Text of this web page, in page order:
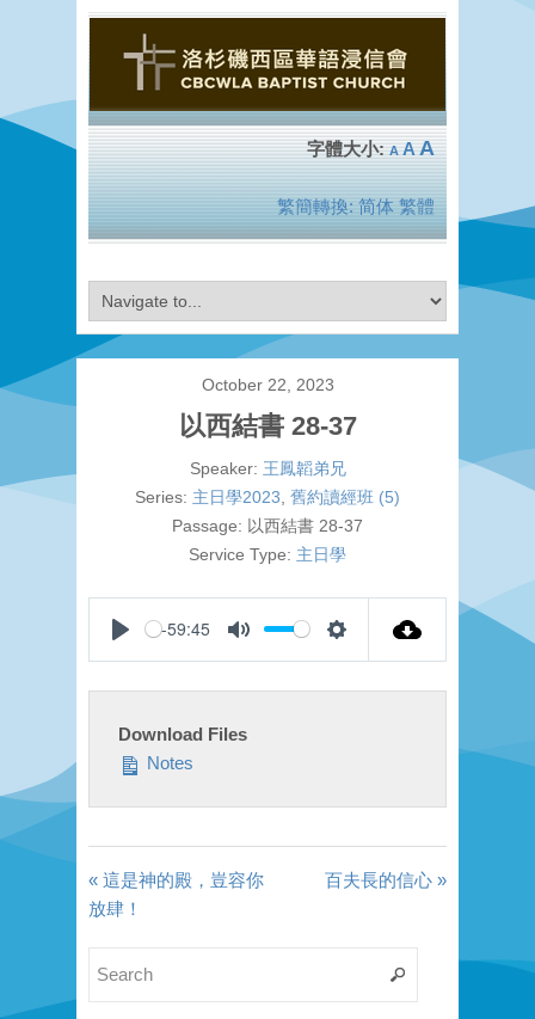
A A A
繁簡轉換: 简体 繁體
October 22, 2023
以西結書 28-37
Speaker: 王鳳韜弟兄
Series: 主日學2023 舊約讀經班 (5)
Passage: 以西結書 28-37
Service Type: 主日學
Play
-59:45
Mute Settings
Download Files
Notes
« 這是神的殿，豈容你
放肆！
百夫長的信心 »